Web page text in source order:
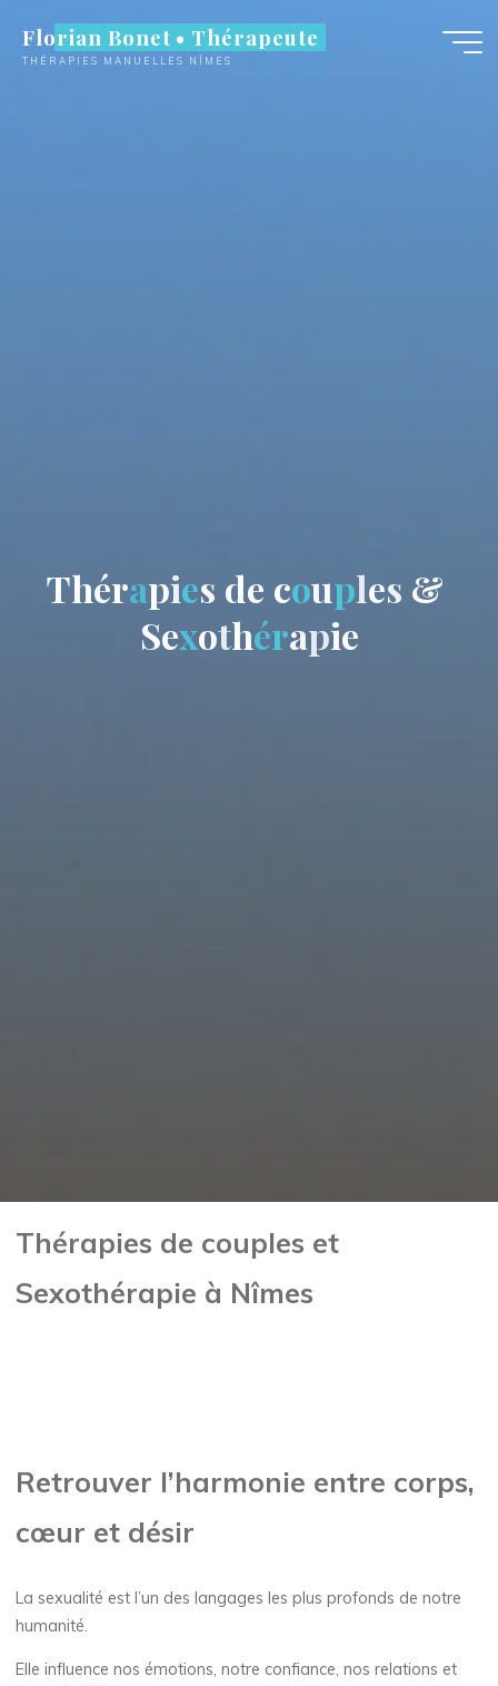
contenu
Florian Bonet • Thérapeute
THÉRAPIES MANUELLES NÎMES
Thérapies de couples &
Sexothérapie
Thérapies de couples et
Sexothérapie à Nîmes
Retrouver l’harmonie entre corps,
cœur et désir
La sexualité est l’un des langages les plus profonds de notre
humanité.
Elle influence nos émotions, notre confiance, nos relations et